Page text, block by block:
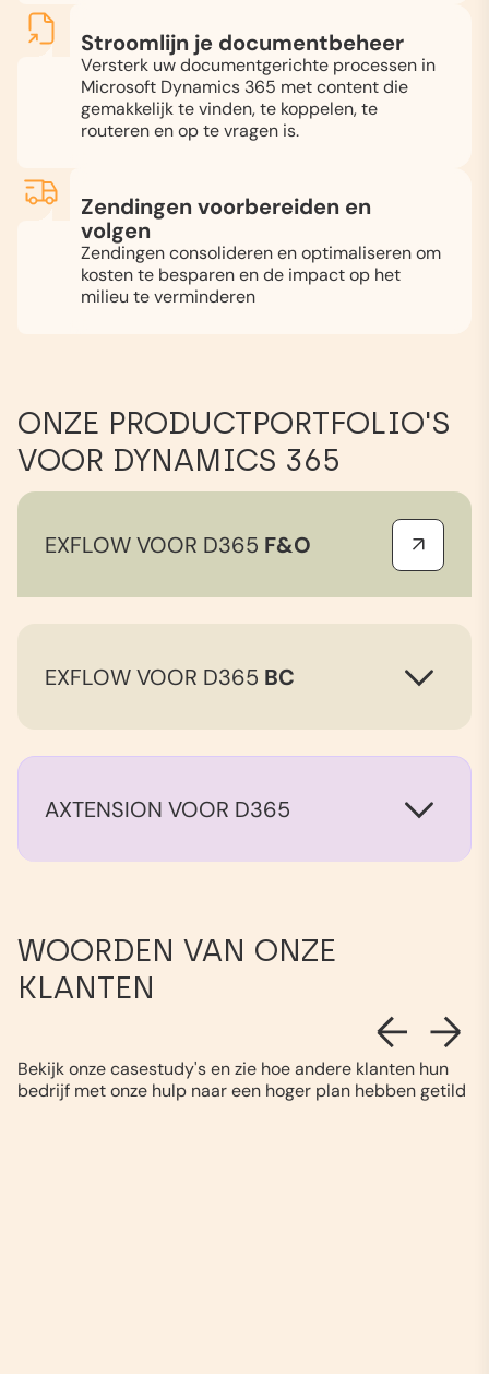
Stroomlijn je documentbeheer
Versterk uw documentgerichte processen in
Microsoft Dynamics 365 met content die
gemakkelijk te vinden, te koppelen, te
routeren en op te vragen is.
Zendingen voorbereiden en
volgen
Zendingen consolideren en optimaliseren om
kosten te besparen en de impact op het
milieu te verminderen
ONZE PRODUCTPORTFOLIO'S
VOOR DYNAMICS 365
EXFLOW VOOR D365 F&O
EXFLOW VOOR D365 BC
AXTENSION VOOR D365
WOORDEN VAN ONZE
KLANTEN
Bekijk onze casestudy's en zie hoe andere klanten hun
bedrijf met onze hulp naar een hoger plan hebben getild